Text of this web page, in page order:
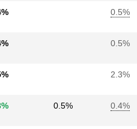
0.5%
0.5%
2.3%
0.5% 0.4%